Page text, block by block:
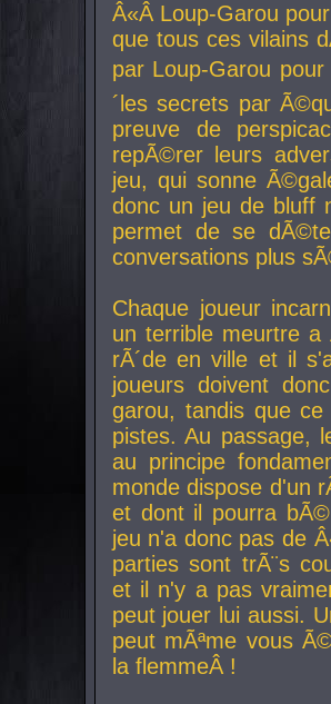
Â«Â Loup-Garou
que tous ces vilains
par Loup-Garou
´les secrets par
preuve de
repÃ©rer leurs
jeu, qui sonne
donc un jeu de bluff
permet de se
conversations plus
Chaque joueur
un terrible meurtre
rÃ´de en ville et il
joueurs doivent
garou, tandis que
pistes. Au passage,
au principe
monde dispose d'un
et dont il pourra
jeu n'a donc pas de
parties sont trÃ¨s
et il n'y a pas
peut jouer lui aussi.
peut mÃªme vous
la flemmeÂ !